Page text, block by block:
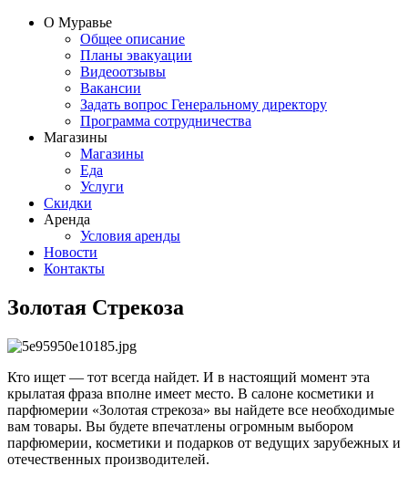
О Муравье
Общее описание
Планы эвакуации
Видеоотзывы
Вакансии
Задать вопрос Генеральному директору
Программа сотрудничества
Магазины
Магазины
Еда
Услуги
Скидки
Аренда
Условия аренды
Новости
Контакты
Золотая Стрекоза
Кто ищет — тот всегда найдет. И в настоящий момент эта
крылатая фраза вполне имеет место. В салоне косметики и
парфюмерии «Золотая стрекоза» вы найдете все необходимые
вам товары. Вы будете впечатлены огромным выбором
парфюмерии, косметики и подарков от ведущих зарубежных и
отечественных производителей.